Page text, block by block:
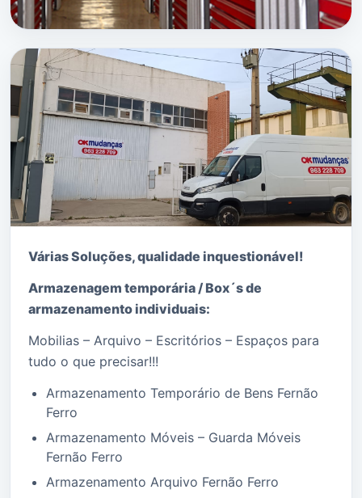
cliente.
SERVIÇOS RELACIONADOS:
OKBOX
Mudanças em Fernao Ferro
Várias Soluções, qualidade inquestionável!
Armazenagem temporária / Box´s de
armazenamento individuais:
Mobilias – Arquivo – Escritórios – Espaços para
tudo o que precisar!!!
Armazenamento Temporário de Bens Fernão
Ferro
Armazenamento Móveis – Guarda Móveis
Fernão Ferro
Armazenamento Arquivo Fernão Ferro